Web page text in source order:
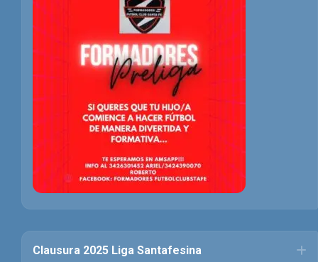
Clausura 2025 Liga Santafesina